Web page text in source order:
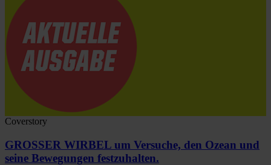
Coverstory
GROSSER WIRBEL um Versuche, den Ozean und
seine Bewegungen festzuhalten.